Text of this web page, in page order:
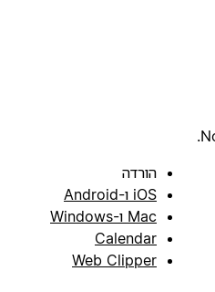
הורדה
iOS ו-Android
Mac ו-Windows
Calendar
Web Clipper